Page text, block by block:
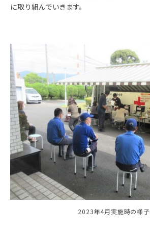
に取り組んでいきます。
2023年4月実施時の様子